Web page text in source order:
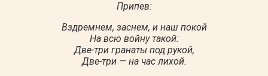
Припев:
Вздремнем, заснем, и наш покой
На всю войну такой:
Две-три гранаты под рукой,
Две-три — на час лихой.